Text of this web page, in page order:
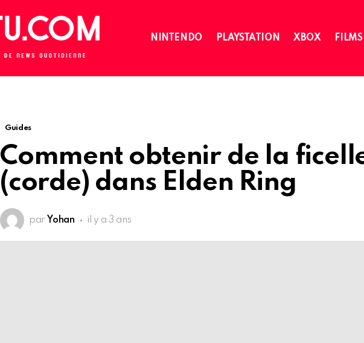
NINTENDO PLAYSTATION XBOX
Guides
Comment obtenir de la
(corde) dans Elden Ring
par Yohan il y a 3 ans